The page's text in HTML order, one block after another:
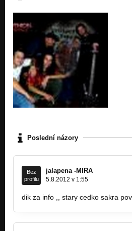
Poslední názory
Bez
profilu
jalapena -MIRA
5.8.2012 v 1:55
dik za info ,, stary cedko sakra